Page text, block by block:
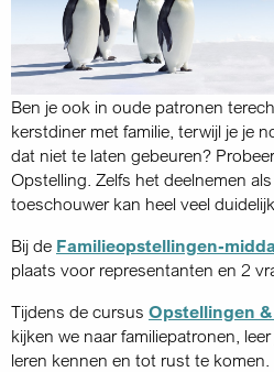
Ben je ook in oude patronen
kerstdiner met familie, terwijl je je
dat niet te laten gebeuren?
Opstelling. Zelfs het deelnemen
toeschouwer kan heel veel
Bij de Familieopstellingen-
plaats voor representanten en 2
Tijdens de cursus Opstellingen
kijken we naar familiepatronen,
leren kennen en tot rust te komen.